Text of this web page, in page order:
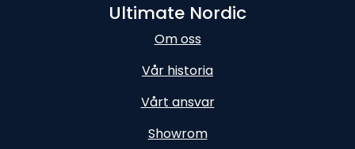
Ultimate Nordic
Om oss
Vår historia
Vårt ansvar
Showrom